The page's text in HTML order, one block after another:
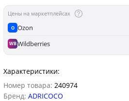
Цены на маркетплейсах
O Ozon
WBWildberries
Характеристики:
Номер товара: 240974
Бренд: ADRICOCO